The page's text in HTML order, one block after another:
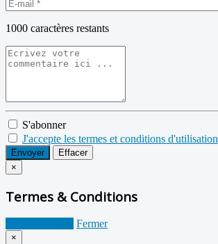
1000 caractères restants
S'abonner
J'accepte les termes et conditions d'utilisation
Envoyer
Effacer
×
Termes & Conditions
Fermer
×